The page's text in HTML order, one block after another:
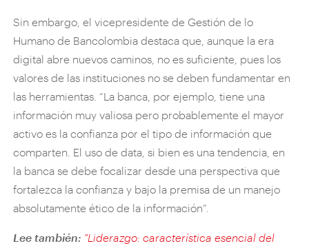
Sin embargo, el vicepresidente de Gestión de lo
Humano de Bancolombia destaca que, aunque la era
digital abre nuevos caminos, no es suficiente, pues los
valores de las instituciones no se deben fundamentar en
las herramientas. “La banca, por ejemplo, tiene una
información muy valiosa pero probablemente el mayor
activo es la confianza por el tipo de información que
comparten. El uso de data, si bien es una tendencia, en
la banca se debe focalizar desde una perspectiva que
fortalezca la confianza y bajo la premisa de un manejo
absolutamente ético de la información”.
Lee también: "Liderazgo: característica esencial del